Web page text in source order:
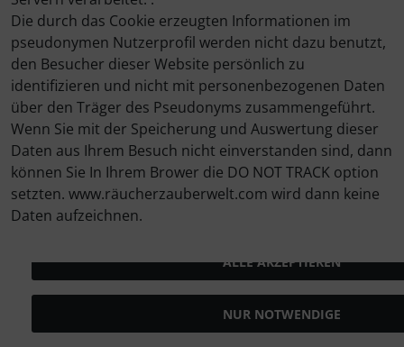
Die durch das Cookie erzeugten Informationen im
pseudonymen Nutzerprofil werden nicht dazu benutzt,
den Besucher dieser Website persönlich zu
identifizieren und nicht mit personenbezogenen Daten
über den Träger des Pseudonyms zusammengeführt.
Wenn Sie mit der Speicherung und Auswertung dieser
Daten aus Ihrem Besuch nicht einverstanden sind, dann
können Sie In Ihrem Brower die DO NOT TRACK option
setzten. www.räucherzauberwelt.com wird dann keine
Daten aufzeichnen.